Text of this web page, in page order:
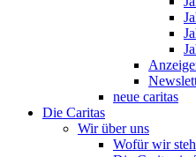
neue caritas
Die Caritas
Wir über uns
Wofür wir